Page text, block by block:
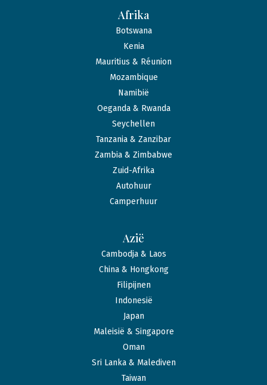
Afrika
Botswana
Kenia
Mauritius & Réunion
Mozambique
Namibië
Oeganda & Rwanda
Seychellen
Tanzania & Zanzibar
Zambia & Zimbabwe
Zuid-Afrika
Autohuur
Camperhuur
Azië
Cambodja & Laos
China & Hongkong
Filipijnen
Indonesië
Japan
Maleisië & Singapore
Oman
Sri Lanka & Malediven
Taiwan